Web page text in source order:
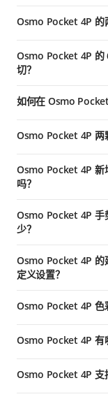
双击：切换 6 倍变焦
自定义按键（右侧）
长按：匀速变焦，同
自定义设置：可在下
切换云台模式、拍照/
灯、默认增稳/FPV 等
广角镜头：搭载 1
及多人合影等大视角
中焦镜头：搭载 1/
处细节。f/1.8 超大
头 + 60mm 中焦镜
拍摄来合成画面。
Osmo Pocket 4P 的
节表现；而中焦镜头
的背景虚化效果。两
跳变感。
Osmo Pocket 4P 的
切？
感器，并非从广角画
如何在 Osmo
变焦按键（左侧）：
单击：切换 1 倍或 3
双击：切换 6 倍变焦
Osmo Pocket 4P 两
高支持拍摄 4K/
Osmo Pocket 4P 新
吗？
进行居中构图。拍摄
图并保持居中，让大
如何开启：点击屏幕
或通过下拉菜单栏，
键开启。
如何退出：单击摇杆
议先在普通视频模式
Osmo Pocket 4P 手
少？
1× 至 2×：约 3 米
3× 至 12×：约 8 米
1× 至 2×：约 0.5 米
2× 至 3×：约 1 米至
Osmo Pocket 4P 的
定义设置？
静止延时模式可设置
迹。
Osmo Pocket 4P 色
范围，能轻松应对各
加纯净。
Osmo Pocket 4P 有
物体。
Osmo Pocket 4P 支